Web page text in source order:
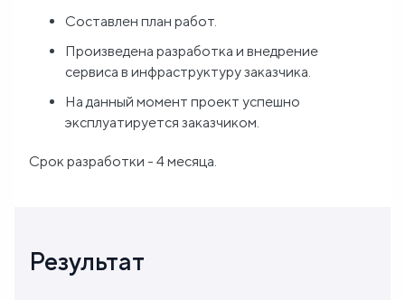
Составлен план работ.
Произведена разработка и внедрение
сервиса в инфраструктуру заказчика.
На данный момент проект успешно
эксплуатируется заказчиком.
Срок разработки - 4 месяца.
Результат